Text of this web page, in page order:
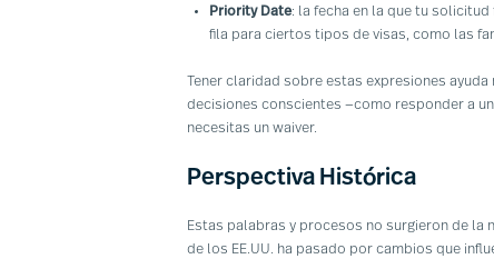
Priority Date: la fecha en la que tu
fila para ciertos tipos de visas, como las
Tener claridad sobre estas expresiones
decisiones conscientes —como responder a
necesitas un waiver.
Perspectiva Histórica
Estas palabras y procesos no surgieron de la
de los EE.UU. ha pasado por cambios que